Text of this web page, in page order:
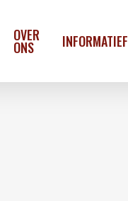
OVER
ONS INFORMATIEF